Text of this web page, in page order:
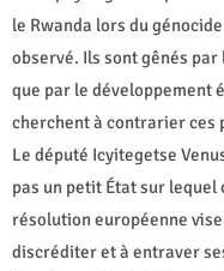
le Rwanda lors du
observé. Ils sont gênés
que par le développement
cherchent à contrarier ces
Le député Icyitegetse
pas un petit État sur lequel
résolution européenne
discréditer et à entraver